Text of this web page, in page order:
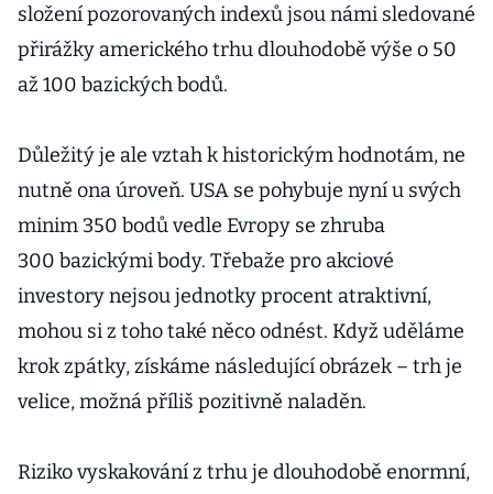
složení pozorovaných indexů jsou námi sledované
přirážky amerického trhu dlouhodobě výše o 50
až 100 bazických bodů.
Důležitý je ale vztah k historickým hodnotám, ne
nutně ona úroveň. USA se pohybuje nyní u svých
minim 350 bodů vedle Evropy se zhruba
300 bazickými body. Třebaže pro akciové
investory nejsou jednotky procent atraktivní,
mohou si z toho také něco odnést. Když uděláme
krok zpátky, získáme následující obrázek – trh je
velice, možná příliš pozitivně naladěn.
Riziko vyskakování z trhu je dlouhodobě enormní,